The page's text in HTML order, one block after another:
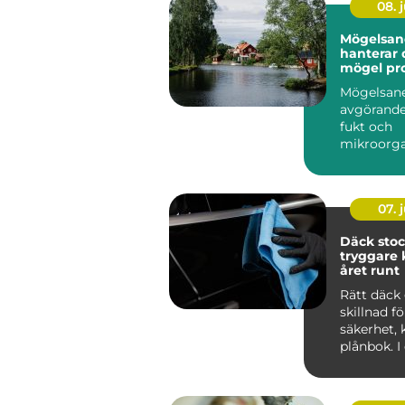
08.
hanterar
mögel
fukt och
07.
Däck
tryggare
året runt
Rätt
skillnad
säkerhet,
plånbok. I
tvä...